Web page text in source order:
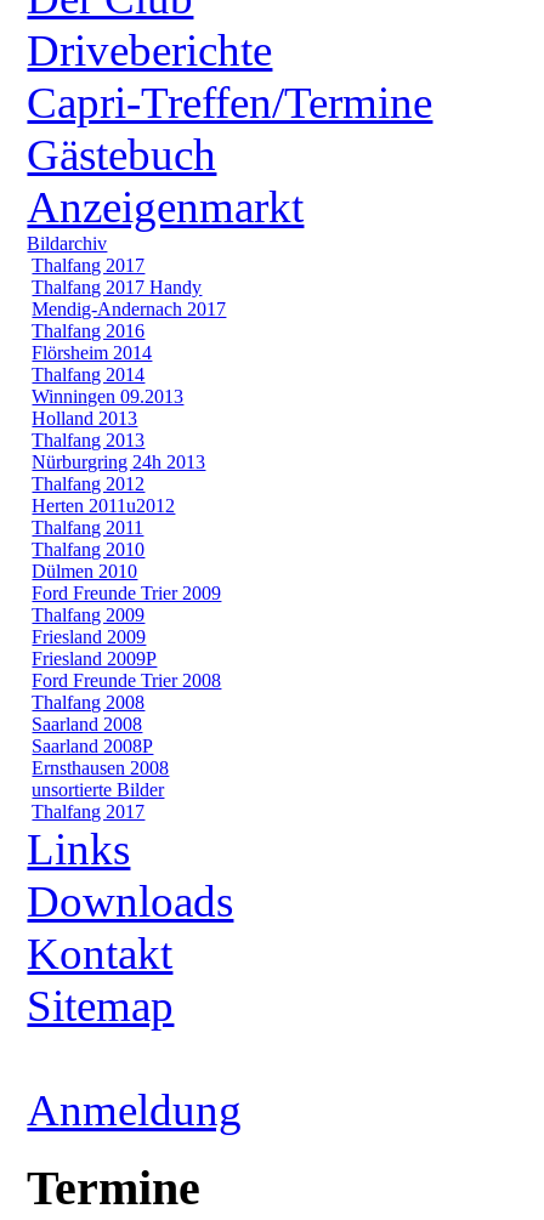
Driveberichte
Capri-Treffen/Termine
Gästebuch
Anzeigenmarkt
Bildarchiv
Thalfang 2017
Thalfang 2017 Handy
Mendig-Andernach 2017
Thalfang 2016
Flörsheim 2014
Thalfang 2014
Winningen 09.2013
Holland 2013
Thalfang 2013
Nürburgring 24h 2013
Thalfang 2012
Herten 2011u2012
Thalfang 2011
Thalfang 2010
Dülmen 2010
Ford Freunde Trier 2009
Thalfang 2009
Friesland 2009
Friesland 2009P
Ford Freunde Trier 2008
Thalfang 2008
Saarland 2008
Saarland 2008P
Ernsthausen 2008
unsortierte Bilder
Thalfang 2017
Links
Downloads
Kontakt
Sitemap
Anmeldung
Termine